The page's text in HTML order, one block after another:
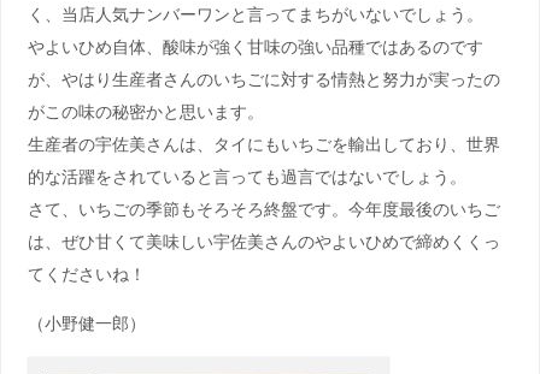
く、当店人気ナンバーワンと言ってまちがいないでしょう。
やよいひめ自体、酸味が強く甘味の強い品種ではあるのです
が、やはり生産者さんのいちごに対する情熱と努力が実ったの
がこの味の秘密かと思います。
生産者の宇佐美さんは、タイにもいちごを輸出しており、世界
的な活躍をされていると言っても過言ではないでしょう。
さて、いちごの季節もそろそろ終盤です。今年度最後のいちご
は、ぜひ甘くて美味しい宇佐美さんのやよいひめで締めくくっ
てくださいね！
（小野健一郎）